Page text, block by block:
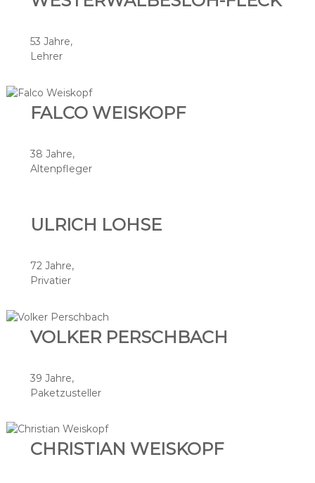
53 Jahre,
Lehrer
FALCO WEISKOPF
38 Jahre,
Altenpfleger
ULRICH LOHSE
72 Jahre,
Privatier
VOLKER PERSCHBACH
39 Jahre,
Paketzusteller
CHRISTIAN WEISKOPF